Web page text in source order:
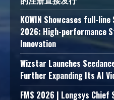
KOWIN Showcases full-
2026: High-performance
Innovation
Wizstar Launches
Further Expanding Its AI
FMS 2026 | Longsys Chief